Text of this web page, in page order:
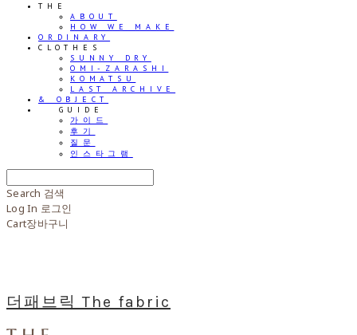
THE
ABOUT
HOW WE MAKE
ORDINARY
CLOTHES
SUNNY DRY
OMI-ZARASHI
KOMATSU
LAST ARCHIVE
& OBJECT
⠀⠀GUIDE
가이드
후기
질문
인스타그램
Search 검색
Log In 로그인
Cart장바구니
더패브릭 The fabric